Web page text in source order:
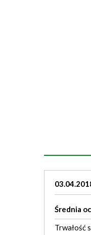
Średnia
Trwałość